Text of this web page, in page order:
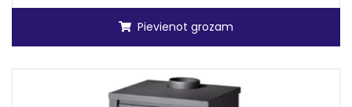
Pievienot grozam